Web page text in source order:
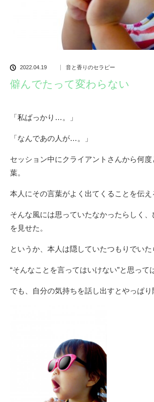
2022.04.19 音と香りのセラピー
僻んでたって変わらない
「私ばっかり…。」
「なんであの人が…。」
セッション中にクライアントさんから何
葉。
本人にその言葉がよく出てくることを伝え
そんな風には思っていたなかったらしく
を見せた。
というか、本人は隠していたつもりでいた
“そんなことを言ってはいけない”と思って
でも、自分の気持ちを話し出すとやっぱり